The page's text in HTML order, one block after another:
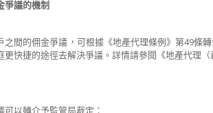
爭議的機制
之間的佣金爭議，可根據《地產代理條例》第49條
更快捷的途徑去解決爭議。詳情請參閱《地產代理
以轉介予監管局裁定：